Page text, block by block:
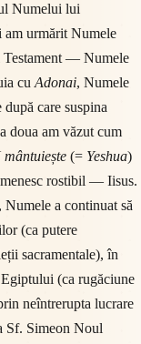
Numelui lui
am urmărit Numele
Testament — Numele
cu Adonai, Numele
care suspina
doua am văzut cum
(= Yeshua)
rostibil — Iisus.
a continuat să
(ca putere
sacramentale), în
(ca rugăciune
neîntrerupta lucrare
Sf. Simeon Noul